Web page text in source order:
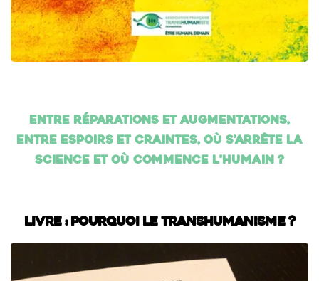
Entre réparations et augmentations,
entre espoirs et craintes, où s'arrête la
science et où commence l'humain ?
Livre : Pourquoi le transhumanisme ?